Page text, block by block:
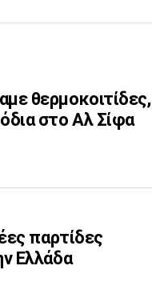
θερμοκοιτίδες,
στο Αλ Σίφα
παρτίδες
Ελλάδα